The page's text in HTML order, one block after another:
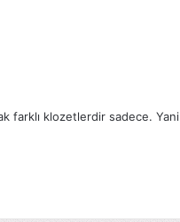
farklı klozetlerdir sadece. Yani